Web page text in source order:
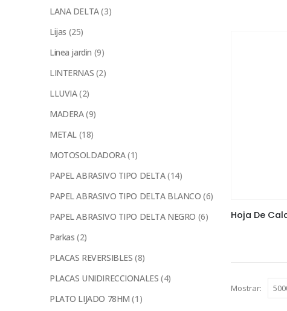
Mostrar:
LANA DELTA(3)
Lijas (25)
Linea jardin (9)
LINTERNAS (2)
LLUVIA(2)
MADERA(9)
METAL (18)
MOTOSOLDADORA(1)
PAPEL ABRASIVO TIPO DELTA(14)
PAPEL ABRASIVO TIPO DELTA BLANCO (6)
PAPEL ABRASIVO TIPO DELTA NEGRO (6)
Parkas (2)
PLACAS REVERSIBLES (8)
PLACAS UNIDIRECCIONALES (4)
PLATO LIJADO 78HM (1)